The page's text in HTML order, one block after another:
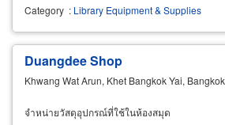
Category : Library Equipment & Supplies
Duangdee Shop
Khwang Wat Arun, Khet Bangkok Yai,
จำหน่ายวัสดุอุปกรณ์ที่ใช้ในห้องสมุด